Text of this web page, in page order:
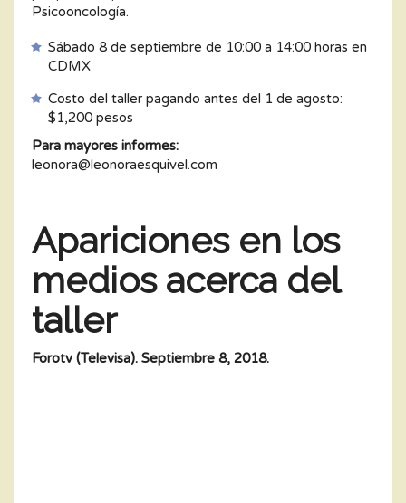
Psicooncología.
Sábado 8 de septiembre de 10:00 a 14:00 horas en
CDMX
Costo del taller pagando antes del 1 de agosto:
$1,200 pesos
Para mayores informes:
leonora@leonoraesquivel.com
Apariciones en los
medios acerca del
taller
Forotv (Televisa). Septiembre 8, 2018.